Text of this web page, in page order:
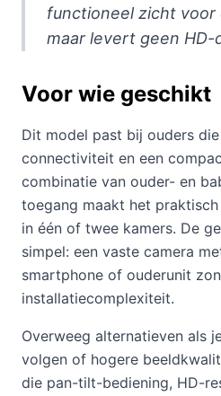
functioneel zicht
maar levert geen HD-
Voor wie geschikt
Dit model past bij ouders
connectiviteit en een
combinatie van ouder- en
toegang maakt het
in één of twee kamers. De
simpel: een vaste camera
smartphone of ouderunit
installatiecomplexiteit.
Overweeg alternatieven als
volgen of hogere
die pan-tilt-bediening, HD-